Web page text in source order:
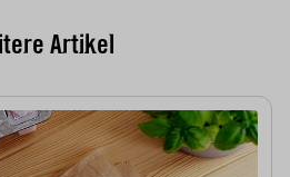
Artikel